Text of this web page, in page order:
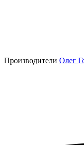
Производители Олег